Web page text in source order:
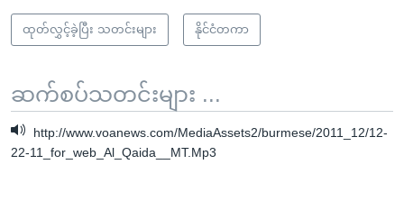
ထုတ်လွှင့်ခဲ့ပြီး သတင်းများ နိုင်ငံတကာ
ဆက်စပ်သတင်းများ ...
http://www.voanews.com/MediaAssets2/burmese/2011_12/12-
22-11_for_web_Al_Qaida__MT.Mp3